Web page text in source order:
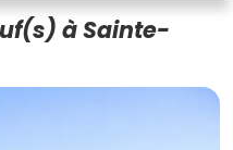
à Sainte-